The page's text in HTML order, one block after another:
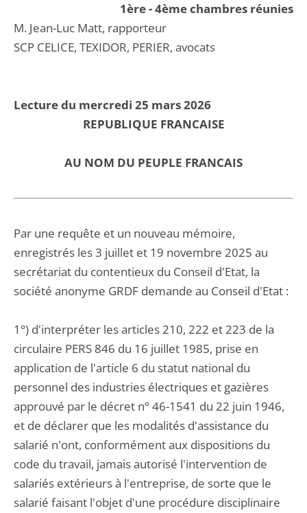
1ère - 4ème chambres réunies
M. Jean-Luc Matt, rapporteur
SCP CELICE, TEXIDOR, PERIER, avocats
Lecture du mercredi 25 mars 2026
REPUBLIQUE FRANCAISE
AU NOM DU PEUPLE FRANCAIS
Par une requête et un nouveau mémoire,
enregistrés les 3 juillet et 19 novembre 2025 au
secrétariat du contentieux du Conseil d'Etat, la
société anonyme GRDF demande au Conseil d'Etat :
1°) d'interpréter les articles 210, 222 et 223 de la
circulaire PERS 846 du 16 juillet 1985, prise en
application de l'article 6 du statut national du
personnel des industries électriques et gazières
approuvé par le décret n° 46-1541 du 22 juin 1946,
et de déclarer que les modalités d'assistance du
salarié n'ont, conformément aux dispositions du
code du travail, jamais autorisé l'intervention de
salariés extérieurs à l'entreprise, de sorte que le
salarié faisant l'objet d'une procédure disciplinaire